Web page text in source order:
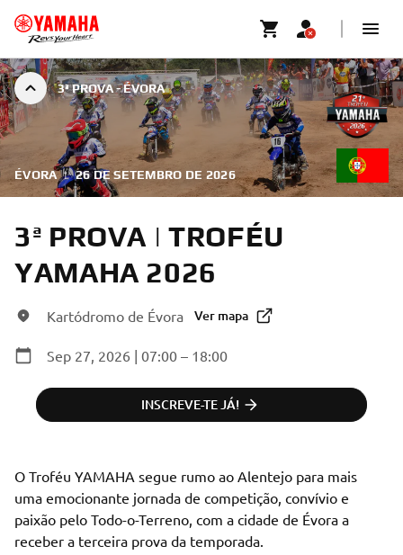
3ª PROVA - ÉVORA
ÉVORA | 26 DE SETEMBRO DE 2026
3ª PROVA | TROFÉU
YAMAHA 2026
Kartódromo de Évora Ver mapa
Sep 27, 2026 | 07:00 – 18:00
INSCREVE-TE JÁ!
O Troféu YAMAHA segue rumo ao Alentejo para mais
uma emocionante jornada de competição, convívio e
paixão pelo Todo-o-Terreno, com a cidade de Évora a
receber a terceira prova da temporada.